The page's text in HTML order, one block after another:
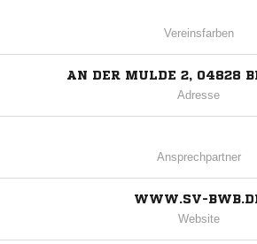
Vereinsfarben
AN DER MULDE 2, 04828
Adresse
Ansprechpartner
WWW.SV-
Website